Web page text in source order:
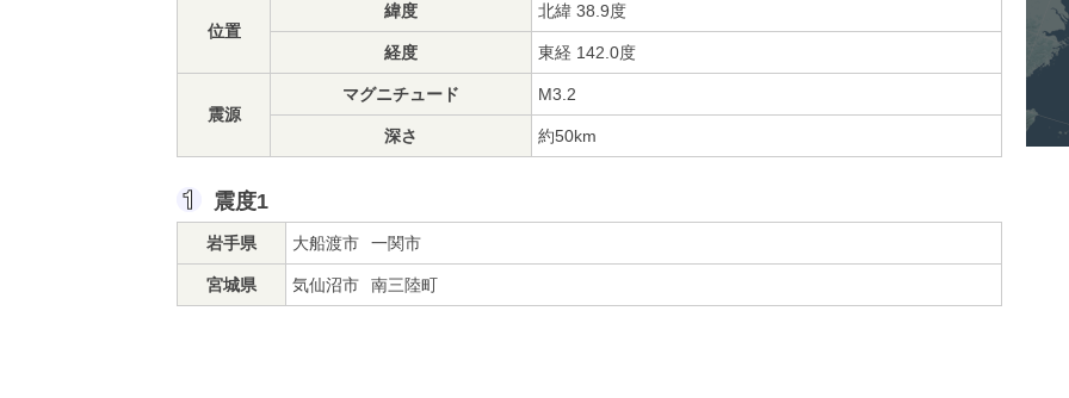
位置
緯度 北緯 38.9度
経度 東経 142.0度
震源
マグニチュード M3.2
深さ 約50km
震度1
岩手県 大船渡市 一関市
宮城県 気仙沼市 南三陸町